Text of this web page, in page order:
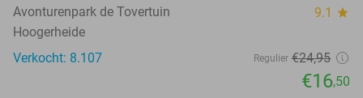
Avonturenpark de Tovertuin 9.1 star
Hoogerheide
Verkocht: 8.107
Regulier €24,95
€16,50